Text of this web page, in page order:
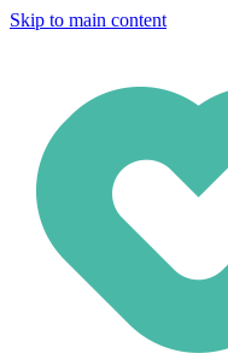
Skip to main content